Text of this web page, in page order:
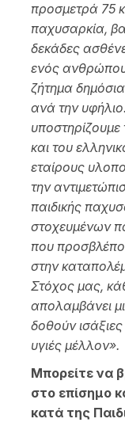
προσμετρά 75
παχυσαρκία,
δεκάδες
ενός ανθρώπου,
ζήτημα
ανά την
και του
εταίρους
την
παιδικής
στοχευμένων
που
στην
Στόχος μας,
απολαμβάνει
δοθούν ισάξιες
υγιές μέλλον».
Μπορείτε να
στο επίσημο
κατά της